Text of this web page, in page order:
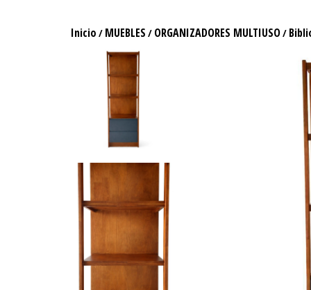
Inicio / MUEBLES / ORGANIZADORES MULTIUSO/